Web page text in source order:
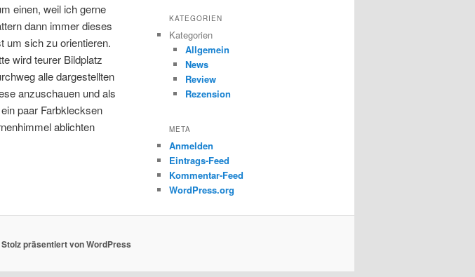
einen, weil ich gerne
dann immer dieses
um sich zu orientieren.
wird teurer Bildplatz
alle dargestellten
anzuschauen und als
paar Farbklecksen
ablichten
KATEGORIEN
Kategorien
Allgemein
News
Review
Rezension
META
Anmelden
Eintrags-Feed
Kommentar-Feed
WordPress.org
Stolz präsentiert von WordPress